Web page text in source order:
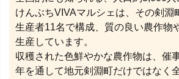
けんぶちVIVAマルシェは、その剣淵
生産者11名で構成、質の良い農作物
生産しています。
収穫された色鮮やかな農作物は、催
年を通して地元剣淵町だけではなく